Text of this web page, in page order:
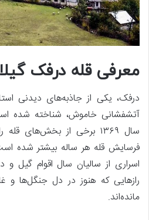
معرفی قله درفک
درفک، یکی از جاذبه‌های دیدنی
آتشفشانی خاموش، شناخته شده
سال ۱۳۶۹ برخی از
فرسایش قله هر ساله بیشتر شده
اسراری از سالیان سال اقوام گیل و
رازهایی که هنوز در دل جنگل‌ها و
مانده‌اند.